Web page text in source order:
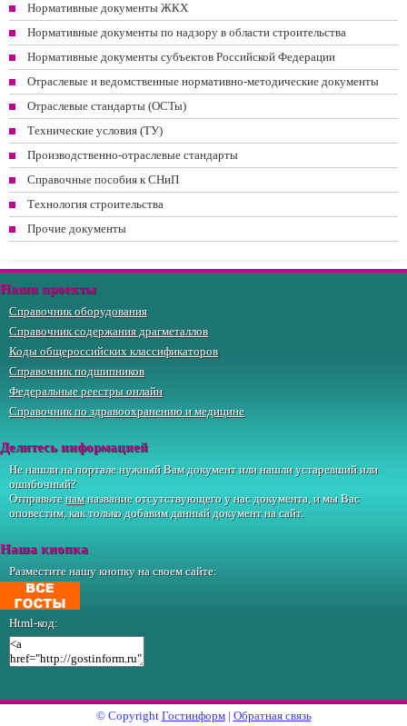
Нормативные документы ЖКХ
Нормативные документы по надзору в области строительства
Нормативные документы субъектов Российской Федерации
Отраслевые и ведомственные нормативно-методические документы
Отраслевые стандарты (ОСТы)
Технические условия (ТУ)
Производственно-отраслевые стандарты
Справочные пособия к СНиП
Технология строительства
Прочие документы
Наши проекты
Справочник оборудования
Справочник содержания драгметаллов
Коды общероссийских классификаторов
Справочник подшипников
Федеральные реестры онлайн
Справочник по здравоохранению и медицине
Делитесь информацией
Не нашли на портале нужный Вам документ или нашли устаревший или
ошибочный?
Отправьтенамназвание отсутствующего у нас документа, и мы Вас
оповестим, как только добавим данный документ на сайт.
Наша кнопка
Разместите нашу кнопку на своем сайте:
Html-код:
© Copyright Гостинформ| Обратная связь